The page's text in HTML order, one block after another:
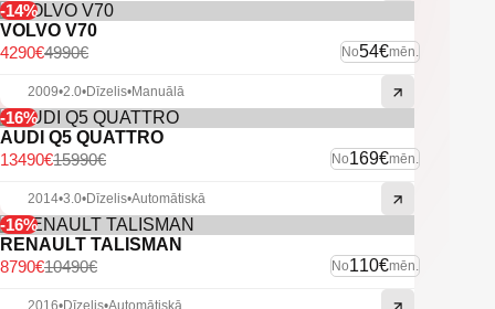
-14%
VOLVO V70
No54€mēn.
4990€
4290€
2009•2.0•Dīzelis•Manuālā
-16%
AUDI Q5 QUATTRO
No169€mēn.
15990€
13490€
2014•3.0•Dīzelis•Automātiskā
-16%
RENAULT TALISMAN
No110€mēn.
10490€
8790€
2016•Dīzelis•Automātiskā